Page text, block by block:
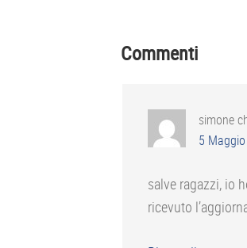
Commenti
simone
5
salve ragazzi, io
ricevuto